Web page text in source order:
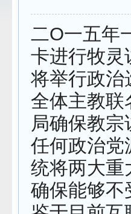
二O一五年
卡进行牧灵
将举行政治
全体主教联
局确保教
任何政治党
统将两大重
确保能够不